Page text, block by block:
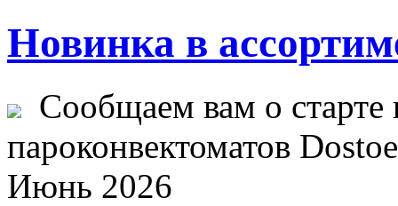
Новинка в
Сообщаем вам о старте
пароконвектоматов
Июнь 2026